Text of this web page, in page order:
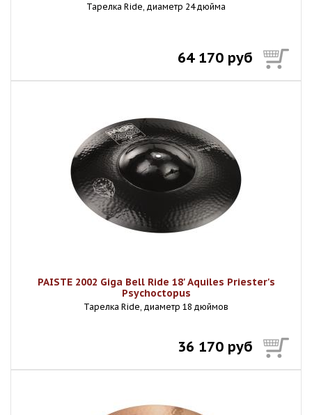
Тарелка Ride, диаметр 24 дюйма
64 170 руб
PAISTE 2002 Giga Bell Ride 18' Aquiles Priester's
Psychoctopus
Тарелка Ride, диаметр 18 дюймов
36 170 руб